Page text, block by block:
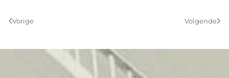
Vorige Volgende